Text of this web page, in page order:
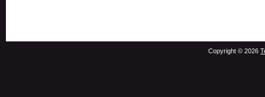
Copyright © 2026